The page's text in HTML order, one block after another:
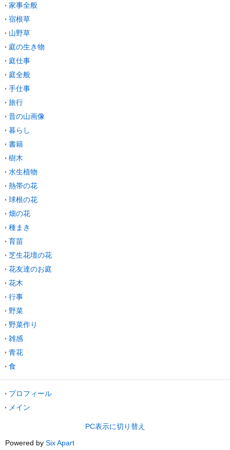
家事全般
宿根草
山野草
庭の生き物
庭仕事
庭全般
手仕事
旅行
昔の山画像
暮らし
書籍
樹木
水生植物
熱帯の花
球根の花
畑の花
種まき
育苗
芝生花壇の花
花友達のお庭
花木
行事
野菜
野菜作り
雑感
青花
食
プロフィール
メイン
PC表示に切り替え
Powered by Six Apart